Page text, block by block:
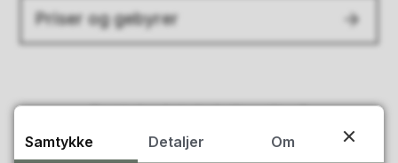
Priser og gebyrer
Samtykke Detaljer
Om